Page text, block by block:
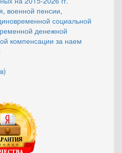
военной пенсии,
социальной
денежной
компенсации за наем